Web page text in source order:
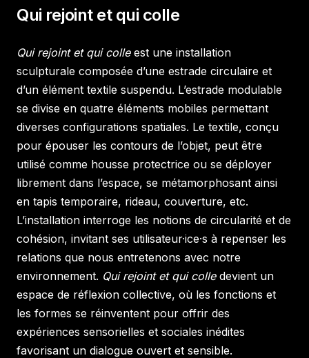
Qui rejoint et qui colle
Qui rejoint et qui colle est une installation
sculpturale composée d’une estrade circulaire et
d’un élément textile suspendu. L’estrade modulable
se divise en quatre éléments mobiles permettant
diverses configurations spatiales. Le textile, conçu
pour épouser les contours de l’objet, peut être
utilisé comme housse protectrice ou se déployer
librement dans l’espace, se métamorphosant ainsi
en tapis temporaire, rideau, couverture, etc.
L’installation interroge les notions de circularité et de
cohésion, invitant ses utilisateur·ice·s à repenser les
relations que nous entretenons avec notre
environnement. Qui rejoint et qui colledevient un
espace de réflexion collective, où les fonctions et
les formes se réinventent pour offrir des
expériences sensorielles et sociales inédites
favorisant un dialogue ouvert et sensible.